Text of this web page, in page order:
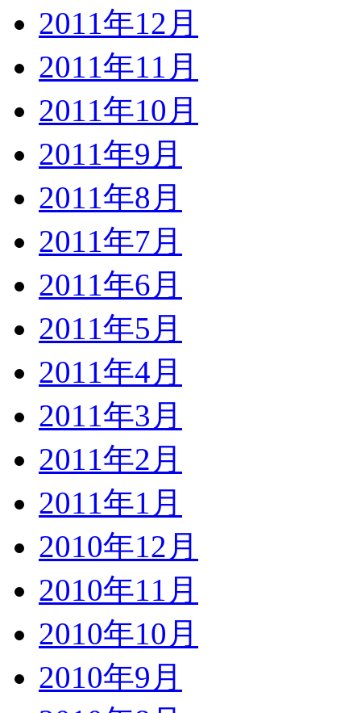
2011年12月
2011年11月
2011年10月
2011年9月
2011年8月
2011年7月
2011年6月
2011年5月
2011年4月
2011年3月
2011年2月
2011年1月
2010年12月
2010年11月
2010年10月
2010年9月